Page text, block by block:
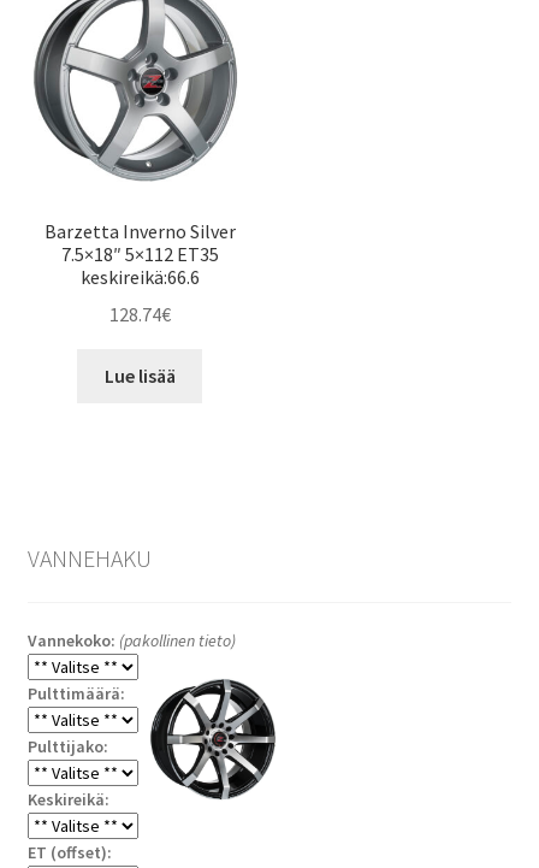
Barzetta Inverno Silver
7.5×18″ 5×112 ET35
keskireikä:66.6
128.74€
Lue lisää
VANNEHAKU
Vannekoko: (pakollinen tieto)
Pulttimäärä:
Pulttijako:
Keskireikä:
ET (offset):